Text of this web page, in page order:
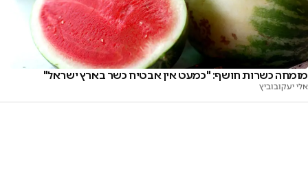
מומחה כשרות חושף: "כמעט אין אבטיח כשר בארץ ישראל"
אלי יעקובוביץ